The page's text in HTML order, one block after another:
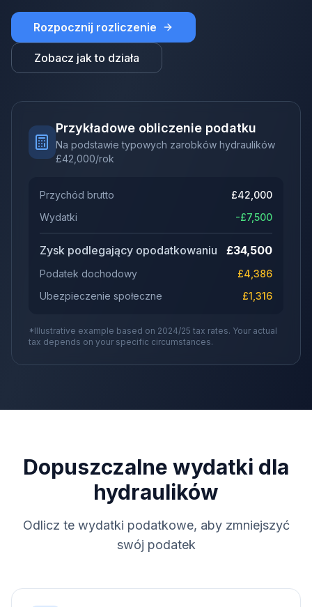
Rozpocznij rozliczenie
Zobacz jak to działa
Przykładowe obliczenie podatku
Na podstawie typowych zarobków hydraulików
£42,000/rok
Przychód brutto £42,000
Wydatki
-£7,500
Zysk podlegający opodatkowaniu £34,500
Podatek dochodowy £4,386
Ubezpieczenie społeczne
£1,316
*Illustrative example based on 2024/25 tax rates. Your actual
tax depends on your specific circumstances.
Dopuszczalne wydatki dla
hydraulików
Odlicz te wydatki podatkowe, aby zmniejszyć
swój podatek